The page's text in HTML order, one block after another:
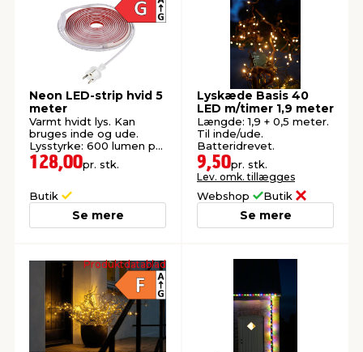
& ukrudt
& standere
& syltning
Neon LED-strip hvid 5
meter
Varmt hvidt lys. Kan
bruges inde og ude.
Lysstyrke: 600 lumen pr.
meter.
128,00pr. stk.
Butik
Se mere
Lyskæde Basis 40
LED m/timer 1,9 meter
Længde: 1,9 + 0,5 meter.
Til inde/ude.
Batteridrevet.
9,50pr. stk.
Lev. omk. tillægges
Webshop Butik
Se mere
Produktdatablad